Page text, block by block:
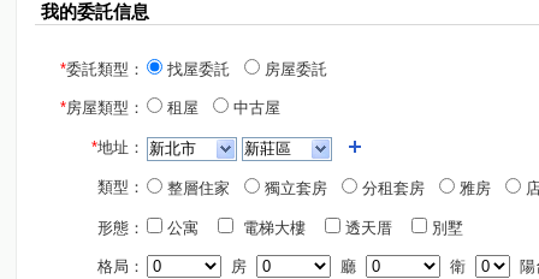
我的委託信息
*委託類型： 找屋委託 房屋委託
*房屋類型： 租屋 中古屋
*地址：
類型： 整層住家 獨立套房 分租套房 雅房
形態： 公寓 電梯大樓 透天厝 別墅
格局： 房 廳 衛 陽